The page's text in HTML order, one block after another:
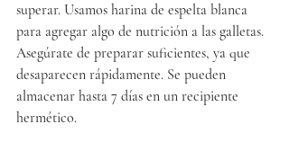
superar. Usamos harina de espelta blanca
para agregar algo de nutrición a las galletas.
Asegúrate de preparar suficientes, ya que
desaparecen rápidamente. Se pueden
almacenar hasta 7 días en un recipiente
hermético.